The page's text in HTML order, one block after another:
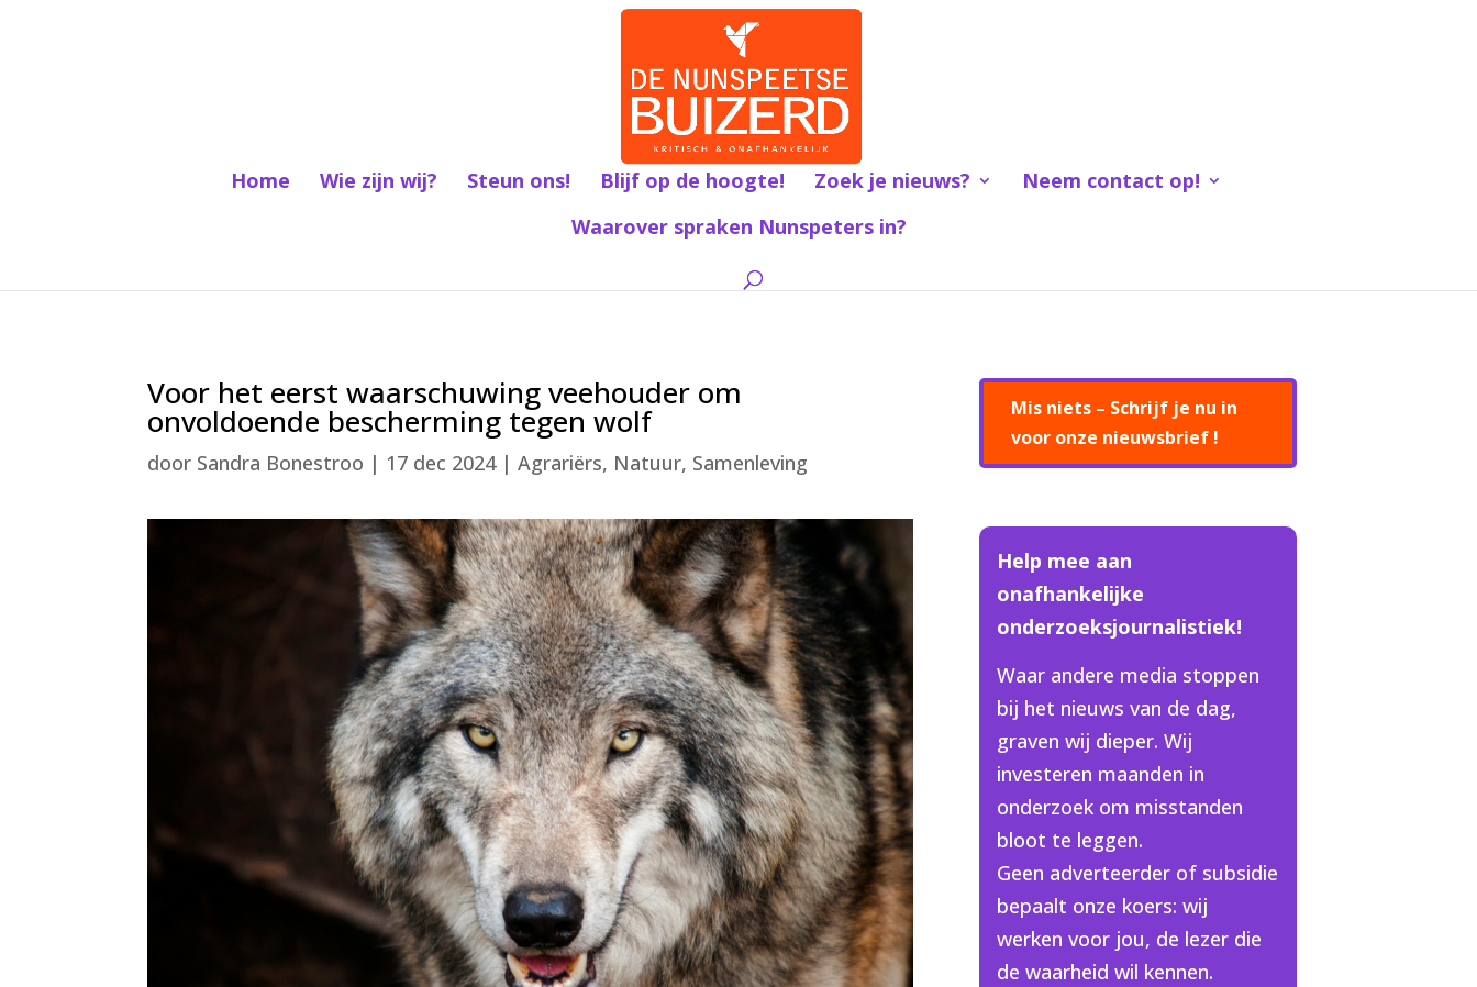
Home Wie zijn wij? Steun ons! Blijf op de hoogte! Zoek je nieuws?
Neem contact op!
Waarover spraken Nunspeters in?
Voor het eerst waarschuwing veehouder om
onvoldoende bescherming tegen wolf
door Sandra Bonestroo | 17 dec 2024|Agrariërs, Natuur, Samenleving
Mis niets – Schrijf je nu in
voor onze nieuwsbrief !
Help mee aan
onafhankelijke
onderzoeksjournalistiek!
Waar andere media stoppen
bij het nieuws van de dag,
graven wij dieper. Wij
investeren maanden in
onderzoek om misstanden
bloot te leggen.
Geen adverteerder of subsidie
bepaalt onze koers: wij
werken voor jou, de lezer die
de waarheid wil kennen.